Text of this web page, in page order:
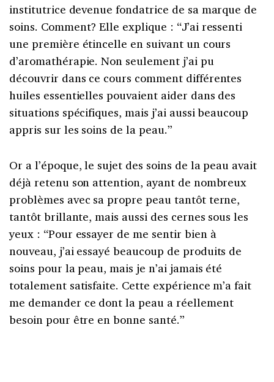
institutrice devenue fondatrice de sa marque de
soins. Comment? Elle explique : “J’ai ressenti
une première étincelle en suivant un cours
d’aromathérapie. Non seulement j’ai pu
découvrir dans ce cours comment différentes
huiles essentielles pouvaient aider dans des
situations spécifiques, mais j’ai aussi beaucoup
appris sur les soins de la peau.”
Or a l’époque, le sujet des soins de la peau avait
déjà retenu son attention, ayant de nombreux
problèmes avec sa propre peau tantôt terne,
tantôt brillante, mais aussi des cernes sous les
yeux : “Pour essayer de me sentir bien à
nouveau, j’ai essayé beaucoup de produits de
soins pour la peau, mais je n’ai jamais été
totalement satisfaite. Cette expérience m’a fait
me demander ce dont la peau a réellement
besoin pour être en bonne santé.”